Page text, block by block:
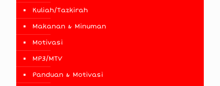
Kuliah/Tazkirah
Makanan & Minuman
Motivasi
MP3/MTV
Panduan & Motivasi